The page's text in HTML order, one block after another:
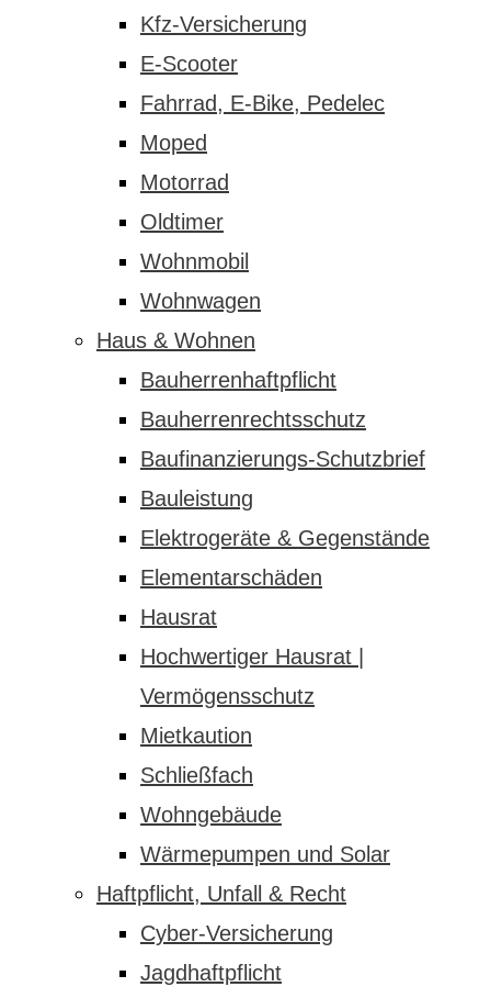
Kfz-Versicherung
E-Scooter
Fahrrad, E-Bike, Pedelec
Moped
Motorrad
Oldtimer
Wohnmobil
Wohnwagen
Haus & Wohnen
Bauherrenhaftpflicht
Bauherrenrechtsschutz
Baufinanzierungs-Schutzbrief
Bauleistung
Elektrogeräte & Gegenstände
Elementarschäden
Hausrat
Hochwertiger Hausrat |
Vermögensschutz
Mietkaution
Schließfach
Wohngebäude
Wärmepumpen und Solar
Haftpflicht, Unfall & Recht
Cyber-Versicherung
Jagdhaftpflicht